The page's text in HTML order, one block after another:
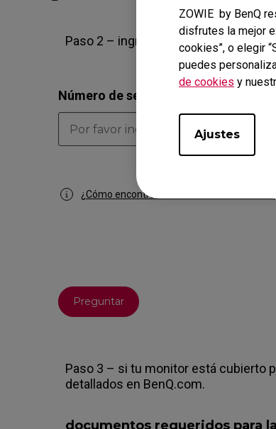
ZOWIE by BenQ
disfrutes la mejor
cookies”, o elegir
puedes
de cookies y
Ajustes
Paso 2 – ingresa el número de serie
Número de serie
¿Cómo encontrar el número de serie de mi
Preguntar
Paso 3 – si tu monitor está cubierto
detallados en BenQ.com.
documentos requeridos para